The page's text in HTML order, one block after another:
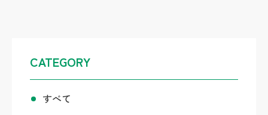
CATEGORY
すべて